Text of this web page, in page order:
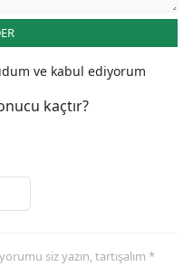
ve kabul ediyorum
kaçtır?
siz yazın, tartışalım *